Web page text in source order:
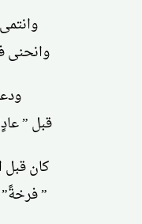
وانحنى
قبل ”
كان قبل
”